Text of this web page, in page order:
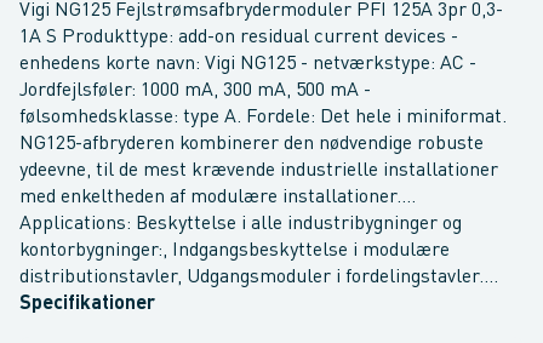
Vigi NG125 Fejlstrømsafbrydermoduler PFI 125A 3pr 0,3-
1A S Produkttype: add-on residual current devices -
enhedens korte navn: Vigi NG125 - netværkstype: AC -
Jordfejlsføler: 1000 mA, 300 mA, 500 mA -
følsomhedsklasse: type A. Fordele: Det hele i miniformat.
NG125-afbryderen kombinerer den nødvendige robuste
ydeevne, til de mest krævende industrielle installationer
med enkeltheden af modulære installationer....
Applications: Beskyttelse i alle industribygninger og
kontorbygninger:, Indgangsbeskyttelse i modulære
distributionstavler, Udgangsmoduler i fordelingstavler....
Specifikationer